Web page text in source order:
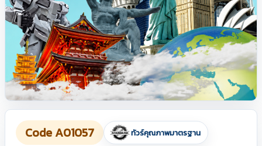
Code A01057 ทัวร์คุณภาพมาตรฐาน